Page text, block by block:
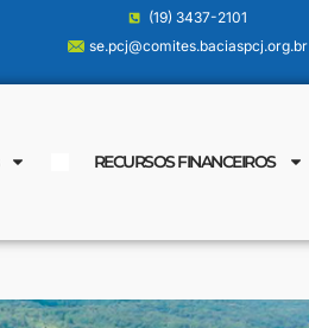
(19) 3437-2101
se.pcj@comites.baciaspcj.org.br
RECURSOS FINANCEIROS